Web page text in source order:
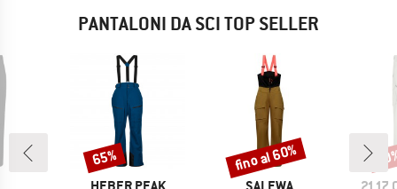
PANTALONI DA SCI TOP SELLER
MARCHIO
Sconto
65%
MARCHIO
Sconto
fino al 60%